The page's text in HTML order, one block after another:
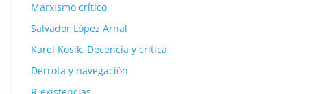
Marxismo crítico
Salvador López Arnal
Karel Kosík. Decencia y crítica
Derrota y navegación